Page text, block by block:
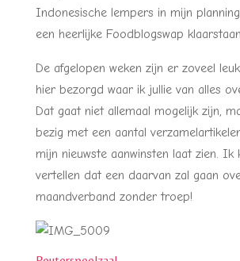
Indonesische lempers in mijn
een heerlijke Foodblogswap
De afgelopen weken zijn er zoveel
hier bezorgd waar ik jullie van alles
Dat gaat niet allemaal mogelijk zijn,
bezig met een aantal
mijn nieuwste aanwinsten laat zien. Ik
vertellen dat een daarvan zal gaan
maandverband zonder troep!